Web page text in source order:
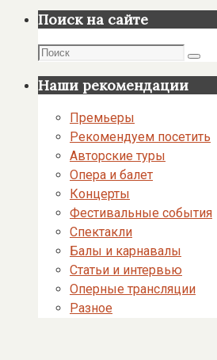
Поиск на сайте
Поиск
Поиск
Наши рекомендации
Премьеры
Рекомендуем посетить
Авторские туры
Опера и балет
Концерты
Фестивальные события
Спектакли
Балы и карнавалы
Статьи и интервью
Оперные трансляции
Разное